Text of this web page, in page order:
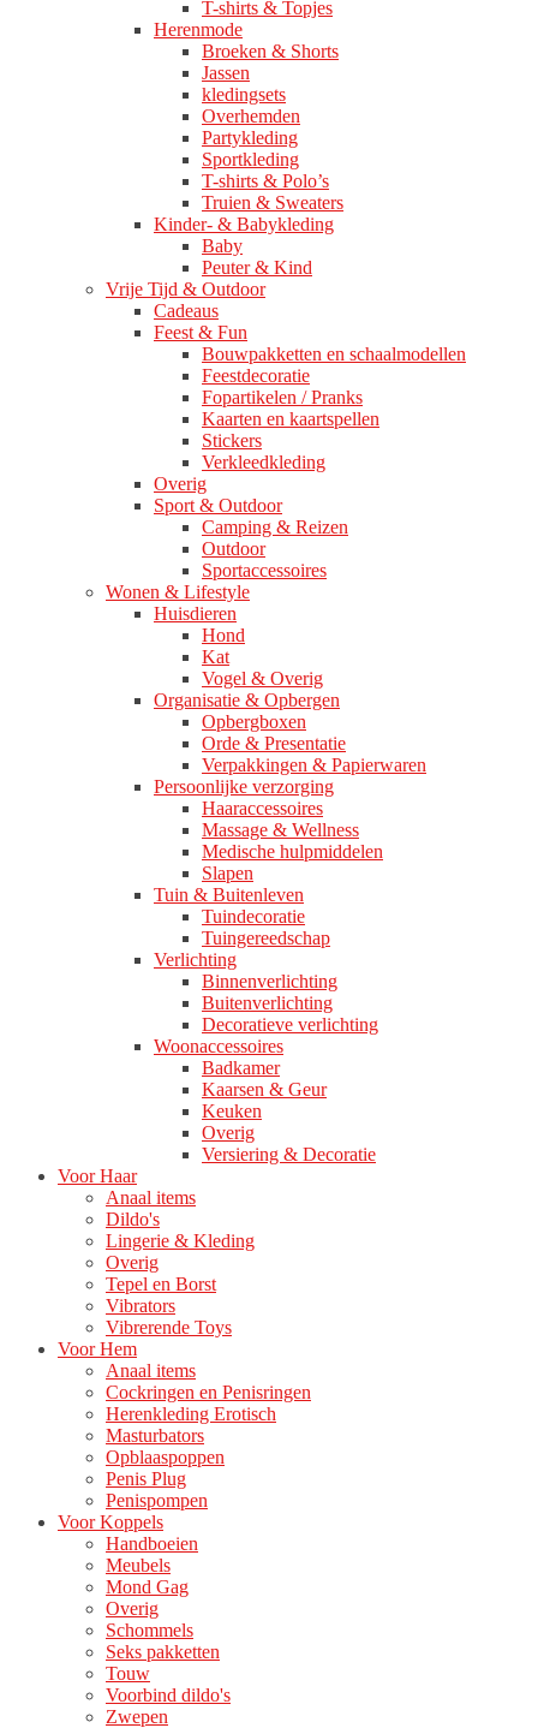
T-shirts & Topjes
Herenmode
Broeken & Shorts
Jassen
kledingsets
Overhemden
Partykleding
Sportkleding
T-shirts & Polo’s
Truien & Sweaters
Kinder- & Babykleding
Baby
Peuter & Kind
Vrije Tijd & Outdoor
Cadeaus
Feest & Fun
Bouwpakketten en schaalmodellen
Feestdecoratie
Fopartikelen / Pranks
Kaarten en kaartspellen
Stickers
Verkleedkleding
Overig
Sport & Outdoor
Camping & Reizen
Outdoor
Sportaccessoires
Wonen & Lifestyle
Huisdieren
Hond
Kat
Vogel & Overig
Organisatie & Opbergen
Opbergboxen
Orde & Presentatie
Verpakkingen & Papierwaren
Persoonlijke verzorging
Haaraccessoires
Massage & Wellness
Medische hulpmiddelen
Slapen
Tuin & Buitenleven
Tuindecoratie
Tuingereedschap
Verlichting
Binnenverlichting
Buitenverlichting
Decoratieve verlichting
Woonaccessoires
Badkamer
Kaarsen & Geur
Keuken
Overig
Versiering & Decoratie
Voor Haar
Anaal items
Dildo's
Lingerie & Kleding
Overig
Tepel en Borst
Vibrators
Vibrerende Toys
Voor Hem
Anaal items
Cockringen en Penisringen
Herenkleding Erotisch
Masturbators
Opblaaspoppen
Penis Plug
Penispompen
Voor Koppels
Handboeien
Meubels
Mond Gag
Overig
Schommels
Seks pakketten
Touw
Voorbind dildo's
Zwepen